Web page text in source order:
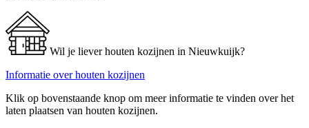
Wil je liever houten kozijnen in Nieuwkuijk?
Informatie over houten kozijnen
Klik op bovenstaande knop om meer informatie te vinden over het
laten plaatsen van houten kozijnen.